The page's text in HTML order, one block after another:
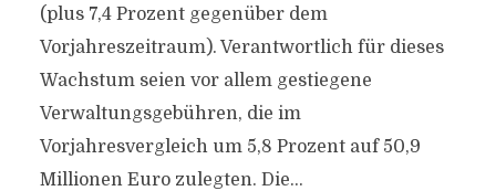
(plus 7,4 Prozent gegenüber dem
Vorjahreszeitraum). Verantwortlich für dieses
Wachstum seien vor allem gestiegene
Verwaltungsgebühren, die im
Vorjahresvergleich um 5,8 Prozent auf 50,9
Millionen Euro zulegten. Die...